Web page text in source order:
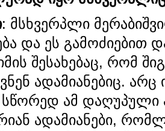
: მსხვერპლი
და ეს გამოძიებით
შესახებაც, რომ
ადამიანებიც. არც
ამ დაღუპული
ადამიანები,